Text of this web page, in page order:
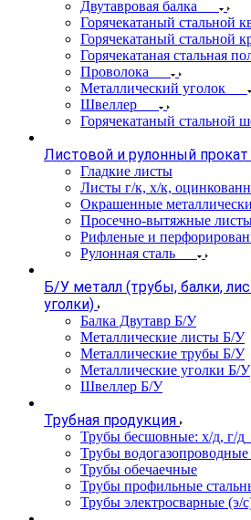
Двутавровая балка
Горячекатаный стальной
Горячекатаный стальной
Горячекатаная стальная
Проволока
Металлический уголок
Швеллер
Горячекатаный стальной
Листовой и рулонный прокат
Гладкие листы
Листы г/к, х/к,
Окрашенные
Просечно-вытяжные
Рифленые и
Рулонная сталь
Б/У металл (трубы, балки,
уголки)
Балка Двутавр Б/У
Металлические листы Б/У
Металлические трубы Б/У
Металлические уголки Б/У
Швеллер Б/У
Трубная продукция
Трубы бесшовные: х/д, г/д
Трубы
Трубы обечаечные
Трубы профильные
Трубы электросварные (э/